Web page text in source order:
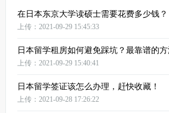
在日本东京大学读硕士需要花费多少钱？
上传：2021-09-29 15:45:33
日本留学租房如何避免踩坑？最靠谱的
上传：2021-09-29 15:40:41
日本留学签证该怎么办理，赶快收藏！
上传：2021-09-28 17:26:22